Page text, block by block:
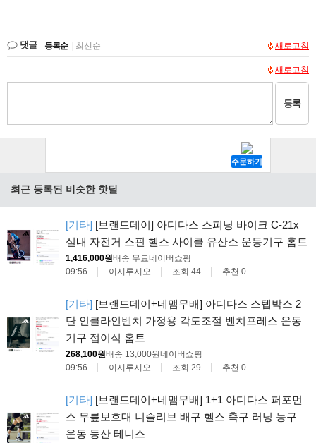
댓글 등록순 최신순 새로고침
새로고침
등록
최근 등록된 비슷한 핫딜
[기타] [브랜드데이] 아디다스 스피닝 바이크 C-21x
실내 자전거 스핀 헬스 사이클 유산소 운동기구 홈트
1,416,000원배송 무료네이버쇼핑
09:56
이시루시오 조회 44 추천 0
[기타] [브랜드데이+네맴무배] 아디다스 스텝박스 2
단 인클라인벤치 가정용 각도조절 벤치프레스 운동
기구 접이식 홈트
268,100원배송 13,000원네이버쇼핑
09:56
이시루시오 조회 29 추천 0
[기타] [브랜드데이+네맴무배] 1+1 아디다스 퍼포먼
스 무릎보호대 니슬리브 배구 헬스 축구 러닝 농구
운동 등산 테니스